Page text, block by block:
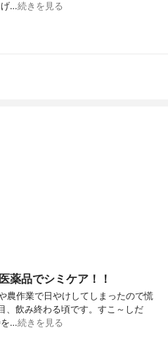
げ…続きを見る
薬品でシミケア！！
農作業で日やけしてしまったので慌
、飲み終わる頃です。すこ～しだ
を…続きを見る